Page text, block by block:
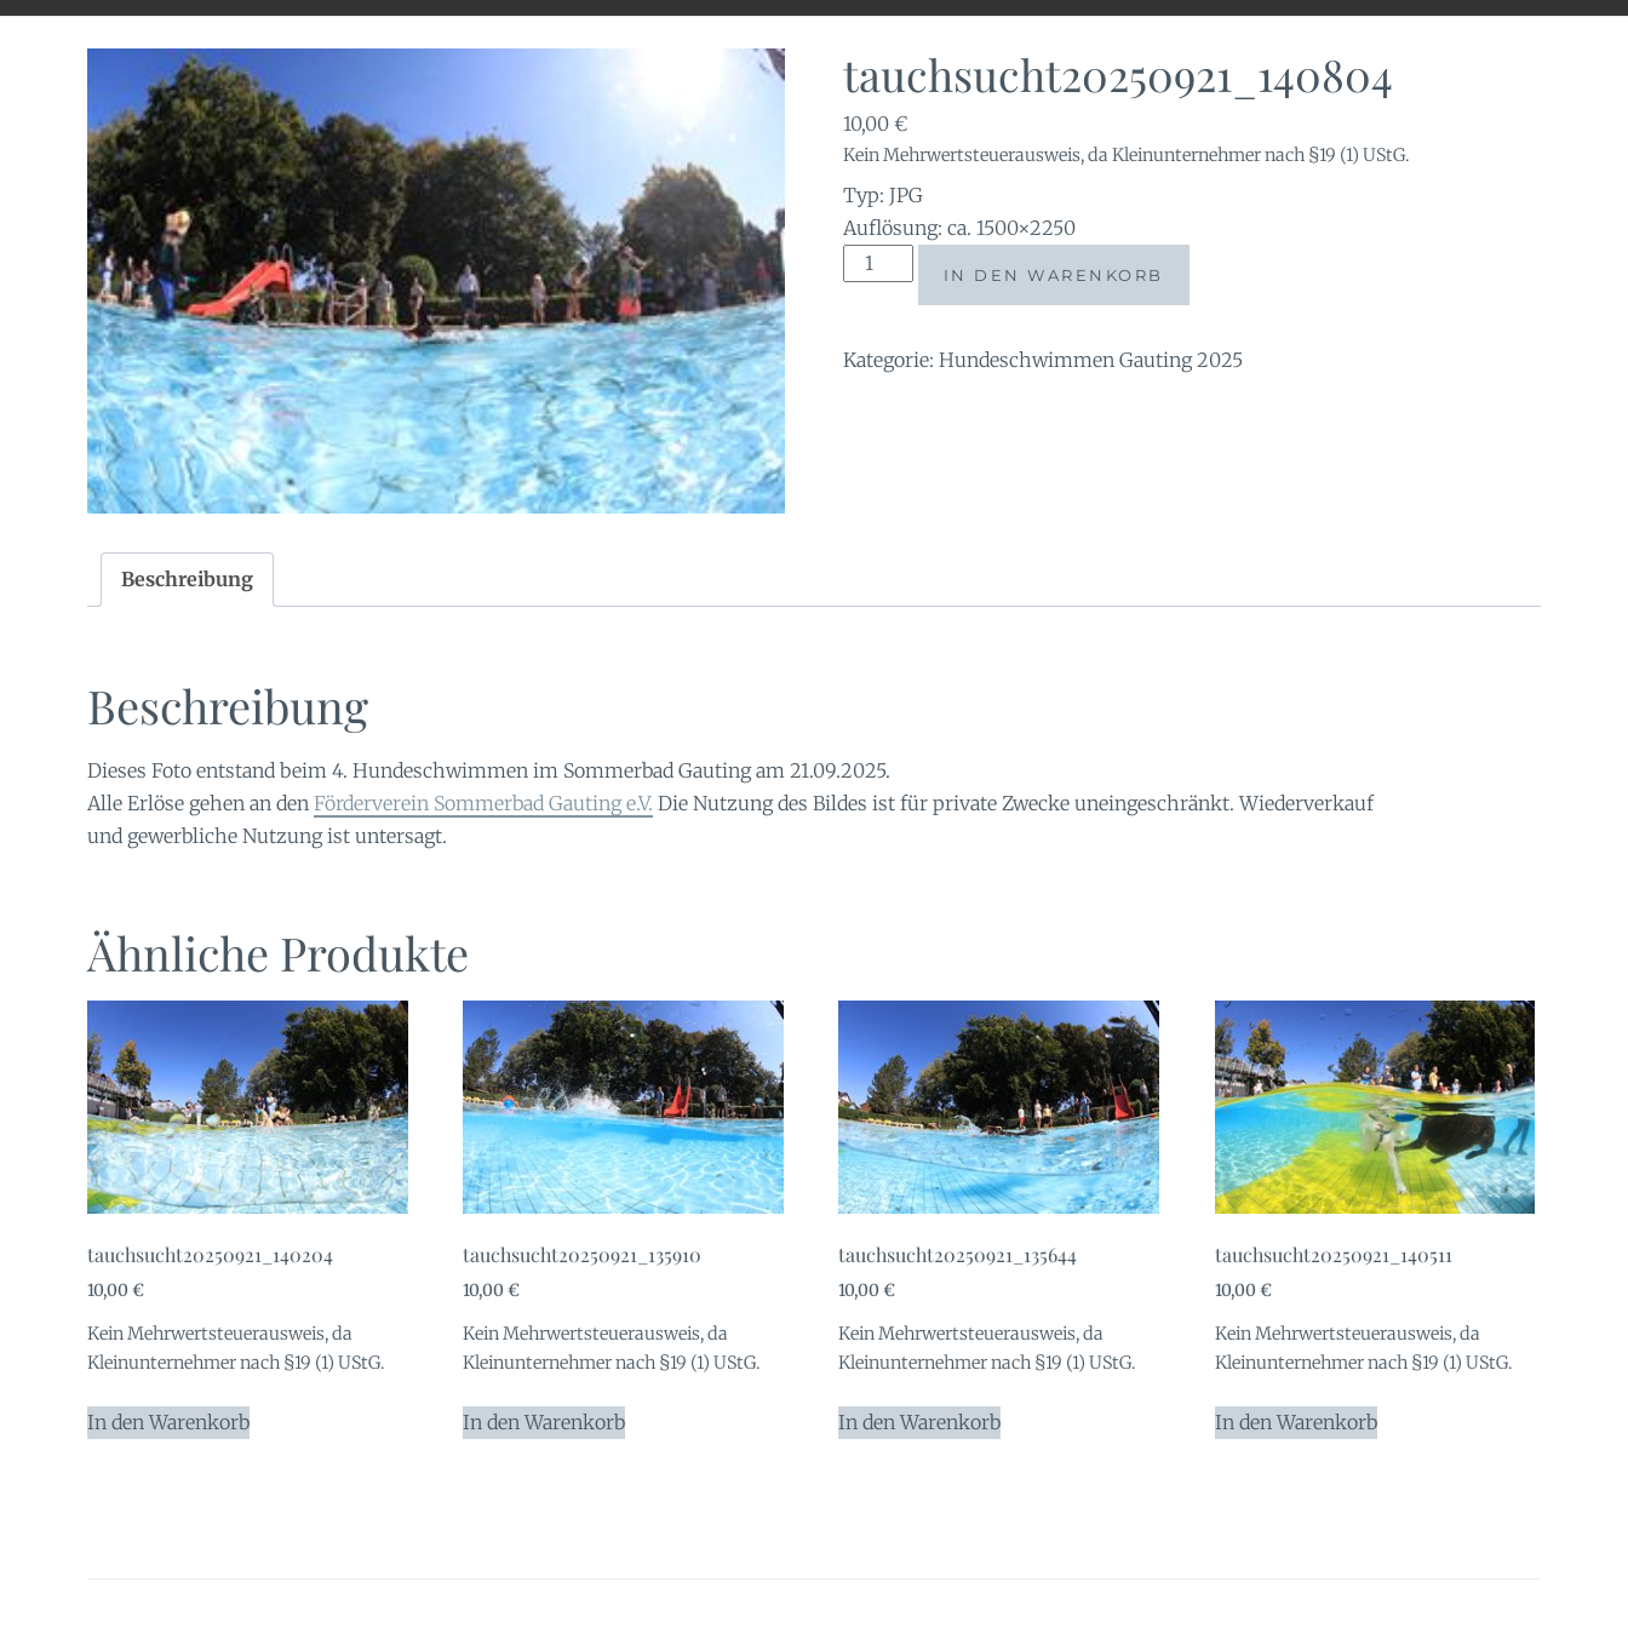
tauchsucht20250921_140804
10,00 €
Kein Mehrwertsteuerausweis, da Kleinunternehmer nach §19 (1) UStG.
Typ: JPG
Auflösung: ca. 1500×2250
tauchsucht20250921_140804
IN DEN WARENKORB
Kategorie: Hundeschwimmen Gauting 2025
Beschreibung
Beschreibung
Dieses Foto entstand beim 4. Hundeschwimmen im Sommerbad Gauting am 21.09.2025.
Alle Erlöse gehen an den Förderverein Sommerbad Gauting e.V. Die Nutzung des Bildes ist für private Zwecke uneingeschränkt. Wiederverkauf
und gewerbliche Nutzung ist untersagt.
Ähnliche Produkte
tauchsucht20250921_140204
10,00 €
Kein Mehrwertsteuerausweis, da
Kleinunternehmer nach §19 (1) UStG.
In den Warenkorb
tauchsucht20250921_135910
10,00€
Kein Mehrwertsteuerausweis, da
Kleinunternehmer nach §19 (1) UStG.
In den Warenkorb
tauchsucht20250921_135644
10,00€
Kein Mehrwertsteuerausweis, da
Kleinunternehmer nach §19 (1) UStG.
In den Warenkorb
tauchsucht20250921_140511
10,00 €
Kein Mehrwertsteuerausweis, da
Kleinunternehmer nach §19 (1) UStG.
In den Warenkorb